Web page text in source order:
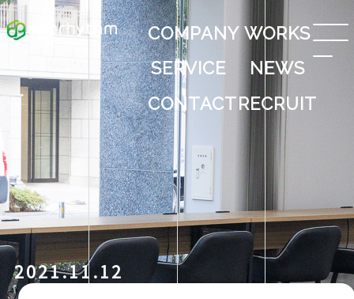
COMPANY WORKS
SERVICE
NEWS
CONTACTRECRUIT
2021.11.12